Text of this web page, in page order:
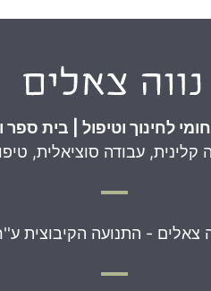
לחינוך וטיפול | בית ספר
עבודה סוציאלית,
- התנועה הקיבוצית ע''ר